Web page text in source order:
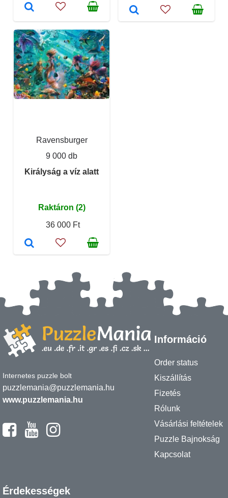
Ravensburger
9 000 db
Királyság a víz alatt
Raktáron (2)
36 000 Ft
Internetes puzzle bolt
puzzlemania@puzzlemania.hu
www.puzzlemania.hu
Információ
Order status
Kiszállítás
Fizetés
Rólunk
Vásárlási feltételek
Puzzle Bajnokság
Kapcsolat
Érdekességek